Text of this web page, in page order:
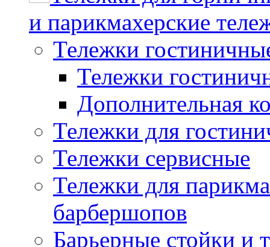
и парикмахерские
Тележки
Тележки
Дополнительная
Тележки для
Тележки сервисные
Тележки для
барбершопов
Барьерные стойки и